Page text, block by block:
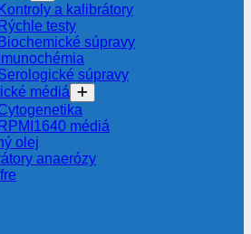
Kontroly a kalibrátory
Rýchle testy
Biochemické súpravy
Imunochémia
súpravy
médiá
RPMI1640 médiá
olej
anaerózy